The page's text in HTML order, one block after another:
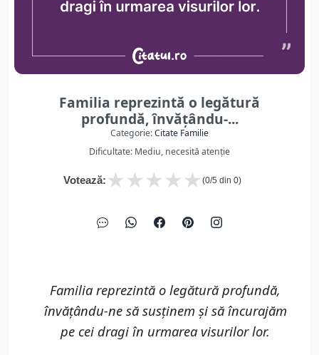
Familia reprezintă o legătură
profundă, învățându-...
Categorie:Citate Familie
Dificultate: Mediu, necesită atenție
Votează: ★
★
★
★
★ (0/5 din 0)
Familia reprezintă o legătură profundă,
învățându-ne să susținem și să încurajăm
pe cei dragi în urmarea visurilor lor.